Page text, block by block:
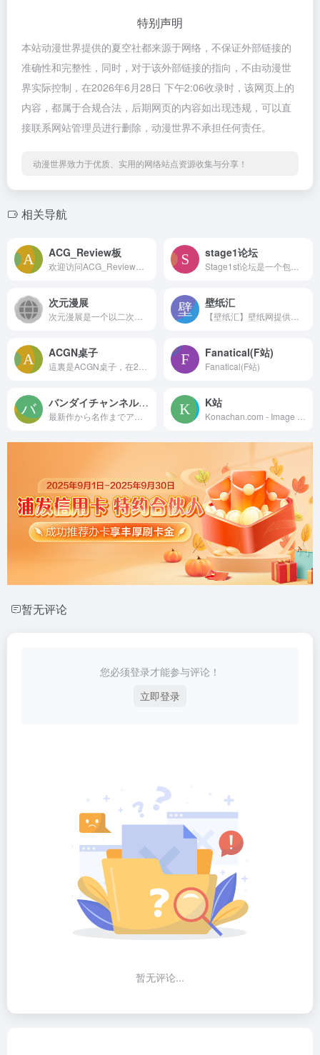
特别声明
本站动漫世界提供的夏空社都来源于网络，不保证外部链接的
准确性和完整性，同时，对于该外部链接的指向，不由动漫世
界实际控制，在2026年6月28日 下午2:06收录时，该网页上的
内容，都属于合规合法，后期网页的内容如出现违规，可以直
接联系网站管理员进行删除，动漫世界不承担任何责任。
动漫世界致力于优质、实用的网络站点资源收集与分享！
相关导航
ACG_Review板 stage1论坛
次元漫展 壁纸汇
ACGN桌子 Fanatical(F站)
Fanatical(F站)
バンダイチャンネル｜最新作から不朽の名作までアニメ・特撮作品を配信中！ K站
暂无评论
您必须登录才能参与评论！
立即登录
暂无评论...